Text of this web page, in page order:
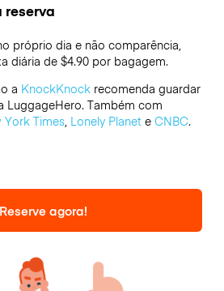
reserva
próprio dia e não comparência,
diária de $4.90 por bagagem.
a KnockKnockrecomenda guardar
LuggageHero. Também com
York Times, Lonely Planete CNBC.
Reserve agora!